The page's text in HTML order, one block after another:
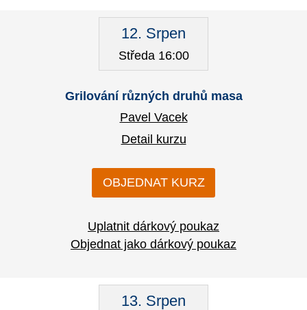
12. Srpen
Středa 16:00
Grilování různých druhů masa
Pavel Vacek
Detail kurzu
OBJEDNAT KURZ
Uplatnit dárkový poukaz
Objednat jako dárkový poukaz
13. Srpen